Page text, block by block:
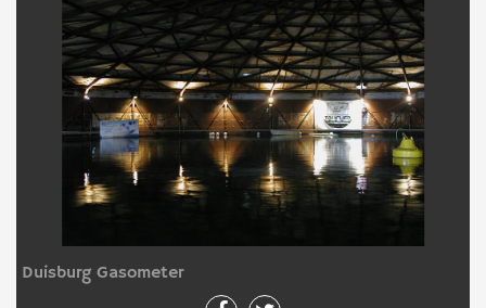
Duisburg Gasometer